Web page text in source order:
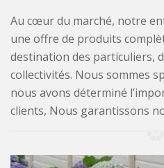
Au cœur du marché, notre
une offre de produits
destination des particuliers,
collectivités. Nous sommes
nous avons déterminé
clients, Nous garantissons